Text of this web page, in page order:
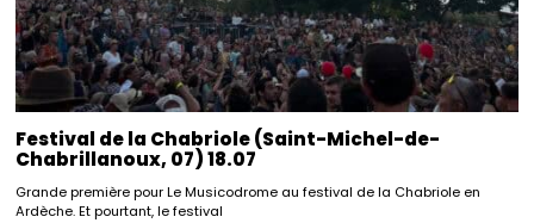
Festival de la Chabriole (Saint-Michel-de-
Chabrillanoux, 07) 18.07
Grande première pour Le Musicodrome au festival de la Chabriole en
Ardèche. Et pourtant, le festival